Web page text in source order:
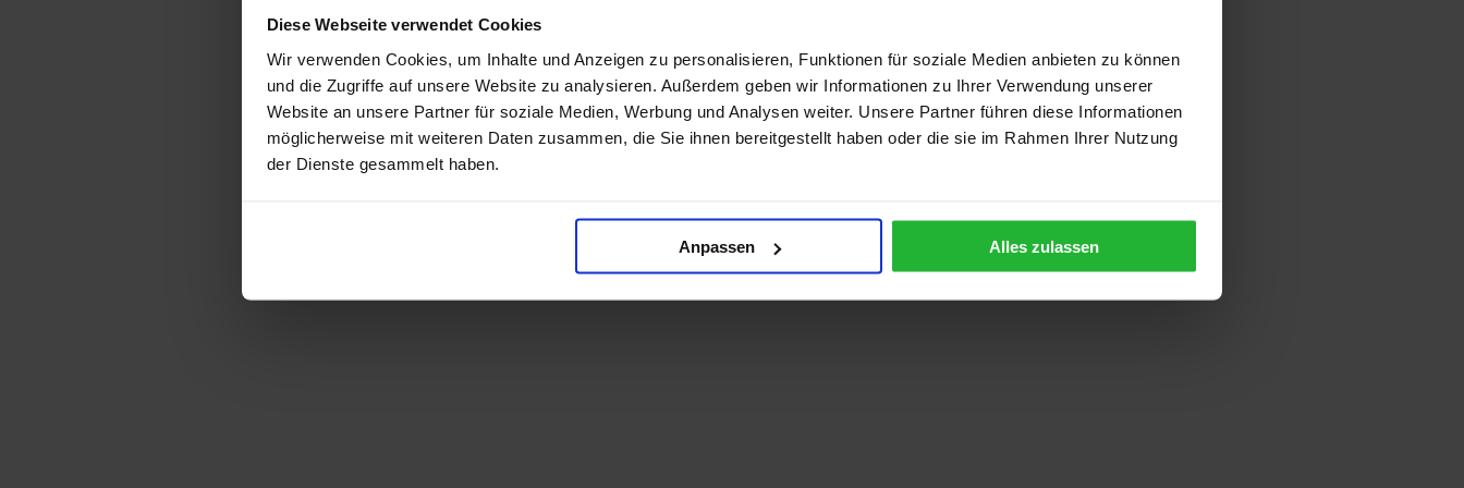
Diese Webseite verwendet Cookies
Wir verwenden Cookies, um Inhalte und Anzeigen zu personalisieren, Funktionen für soziale Medien anbieten zu können
und die Zugriffe auf unsere Website zu analysieren. Außerdem geben wir Informationen zu Ihrer Verwendung unserer
Website an unsere Partner für soziale Medien, Werbung und Analysen weiter. Unsere Partner führen diese Informationen
möglicherweise mit weiteren Daten zusammen, die Sie ihnen bereitgestellt haben oder die sie im Rahmen Ihrer Nutzung
der Dienste gesammelt haben.
Anpassen Alles zulassen